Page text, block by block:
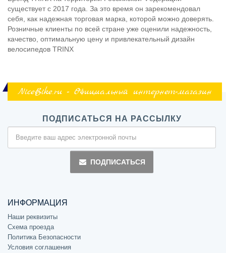
существует с 2017 года. За это время он зарекомендовал
себя, как надежная торговая марка, которой можно доверять.
Розничные клиенты по всей стране уже оценили надежность,
качество, оптимальную цену и привлекательный дизайн
велосипедов TRINX
NiceBike.ru - Официальный интернет-магазин
ПОДПИСАТЬСЯ НА РАССЫЛКУ
ПОДПИСАТЬСЯ
ИНФОРМАЦИЯ
Наши реквизиты
Схема проезда
Политика Безопасности
Условия соглашения